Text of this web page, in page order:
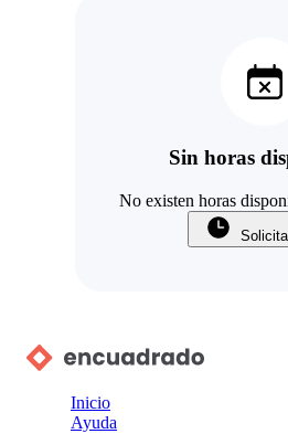
Sin horas
No existen horas
Inicio
Ayuda